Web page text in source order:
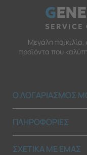
G
Μεγάλη
προϊόντα που
Ο ΛΟΓΑΡΙΑΣΜΟΣ
ΠΛΗΡΟΦΟΡΙΕΣ
ΣΧΕΤΙΚΑ ΜΕ ΕΜΑΣ